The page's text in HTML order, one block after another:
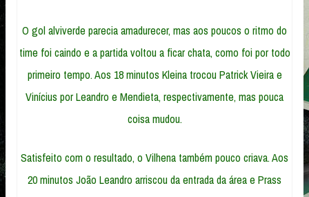
O gol alviverde parecia amadurecer, mas aos poucos o ritmo do
time foi caindo e a partida voltou a ficar chata, como foi por todo
primeiro tempo. Aos 18 minutos Kleina trocou Patrick Vieira e
Vinícius por Leandro e Mendieta, respectivamente, mas pouca
coisa mudou.
Satisfeito com o resultado, o Vilhena também pouco criava. Aos
20 minutos João Leandro arriscou da entrada da área e Prass